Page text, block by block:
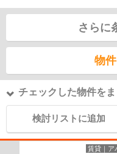
さらに
物
チェックした物件を
検討リストに追加
賃貸｜ア